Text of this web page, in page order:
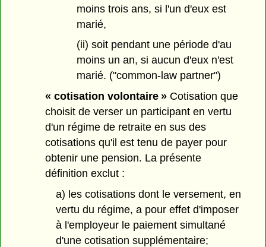
moins trois ans, si l'un d'eux est
marié,
(ii) soit pendant une période d'au
moins un an, si aucun d'eux n'est
marié. ("common-law partner")
« cotisation volontaire » Cotisation que
choisit de verser un participant en vertu
d'un régime de retraite en sus des
cotisations qu'il est tenu de payer pour
obtenir une pension. La présente
définition exclut :
a) les cotisations dont le versement, en
vertu du régime, a pour effet d'imposer
à l'employeur le paiement simultané
d'une cotisation supplémentaire;